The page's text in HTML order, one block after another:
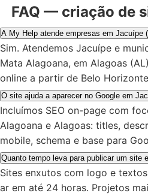
FAQ — criação de
A My Help atende empresas em Jacuípe
Sim. Atendemos Jacuípe e
Mata Alagoana, em Alagoas
online a partir de Belo
O site ajuda a aparecer no Google em
Incluímos SEO on-page com
Alagoana e Alagoas: titles,
mobile, schema e base para
Quanto tempo leva para publicar um site
Sites enxutos com logo e
ar em até 24 horas. Projetos